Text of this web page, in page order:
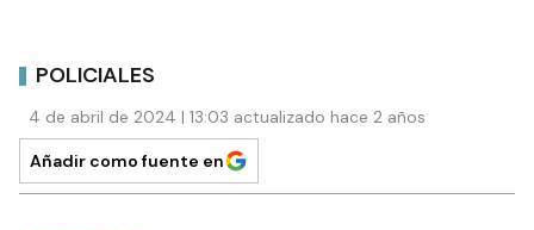
POLICIALES
4 de abril de 2024 | 13:03 actualizado hace 2 años
Añadir como fuente en